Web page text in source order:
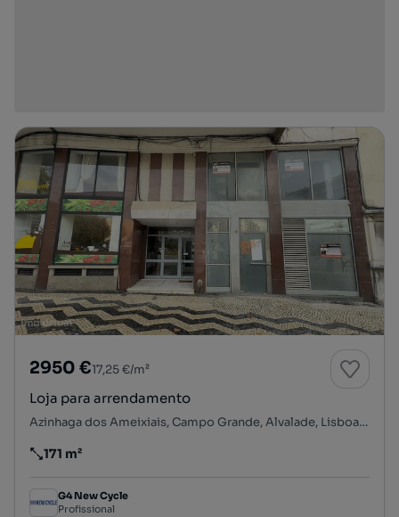
2950 €17,25 €/m²
Loja para arrendamento
Azinhaga dos Ameixiais, Campo Grande, Alvalade, Lisboa, Lisboa
Preço por metro quadrado
171 m²
G4 New Cycle
Profissional